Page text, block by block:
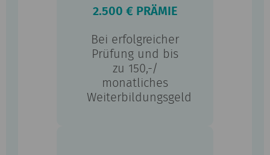
2.500 € PRÄMIE
Bei erfolgreicher
Prüfung und bis
zu 150,-/
monatliches
Weiterbildungsgeld